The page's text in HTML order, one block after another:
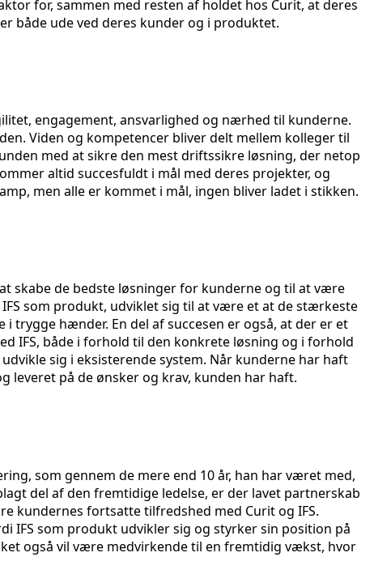
for, sammen med resten af holdet hos Curit, at deres
både ude ved deres kunder og i produktet.
engagement, ansvarlighed og nærhed til kunderne.
Viden og kompetencer bliver delt mellem kolleger til
med at sikre den mest driftssikre løsning, der netop
altid succesfuldt i mål med deres projekter, og
men alle er kommet i mål, ingen bliver ladet i stikken.
skabe de bedste løsninger for kunderne og til at være
som produkt, udviklet sig til at være et at de stærkeste
trygge hænder. En del af succesen er også, at der er et
IFS, både i forhold til den konkrete løsning og i forhold
sig i eksisterende system. Når kunderne har haft
leveret på de ønsker og krav, kunden har haft.
som gennem de mere end 10 år, han har været med,
del af den fremtidige ledelse, er der lavet partnerskab
kundernes fortsatte tilfredshed med Curit og IFS.
IFS som produkt udvikler sig og styrker sin position på
også vil være medvirkende til en fremtidig vækst, hvor